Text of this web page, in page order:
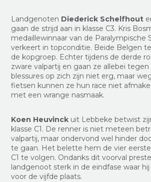
Landgenoten Diederick Schelfhout
gaan de strijd aan in klasse C3. Kris
medaillewinnaar van de Paralympische
verkeert in topconditie. Beide Belgen
de kopgroep. Echter tijdens de derde
zware valpartij en gaan ze allebei
blessures op zich zijn niet erg, maar
fietsen kunnen ze hun race niet
met een wrange nasmaak.
Koen Heuvinck uit Lebbeke betwist
klasse C1. De renner is niet meteen
valpartij, maar ondervond wel hinder
te gaan. Het belette hem de vier eerste
C1 te volgen. Ondanks dit voorval
landgenoot sterk in de eindfase waar
voor de vijfde plaats.